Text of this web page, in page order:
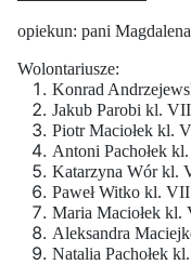
opiekun: pani
Wolontariusze:
Konrad
Jakub Parobi kl.
Piotr Maciołek kl.
Antoni Pachołek
Katarzyna Wór kl.
Paweł Witko kl. VII
Maria Maciołek kl.
Aleksandra
Natalia Pachołek